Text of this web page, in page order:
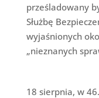
prześladowany
Służbę
wyjaśnionych
„nieznanych
18 sierpnia, w